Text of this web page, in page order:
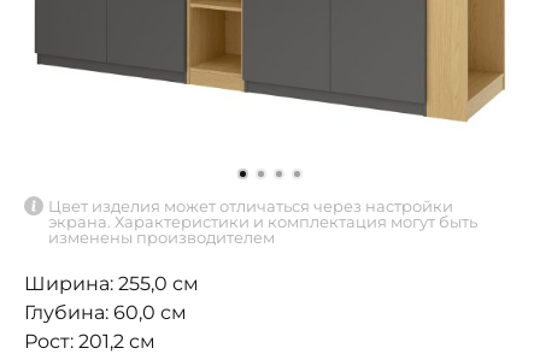
Цвет изделия может отличаться через настройки
экрана. Характеристики и комплектация могут быть
изменены производителем
Ширина: 255,0 см
Глубина: 60,0 см
Рост: 201,2 см